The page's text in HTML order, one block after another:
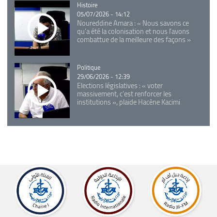
Catégorie
Histoire
05/07/2026 - 14:12
Noureddine Amara : « Nous savons ce
qu’a été la colonisation et nous l’avons
combattue de la meilleure des façons »
Catégorie
Politique
29/06/2026 - 12:39
Elections législatives : « voter
massivement, c'est renforcer les
institutions », plaide Hacène Kacimi